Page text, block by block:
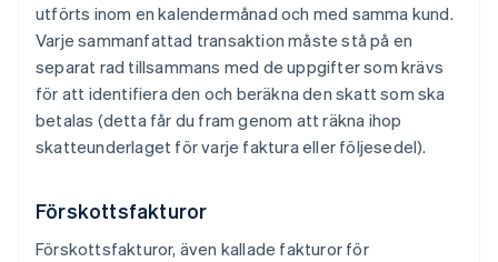
utförts inom en kalendermånad och med samma kund.
Varje sammanfattad transaktion måste stå på en
separat rad tillsammans med de uppgifter som krävs
för att identifiera den och beräkna den skatt som ska
betalas (detta får du fram genom att räkna ihop
skatteunderlaget för varje faktura eller följesedel).
Förskottsfakturor
Förskottsfakturor, även kallade fakturor för